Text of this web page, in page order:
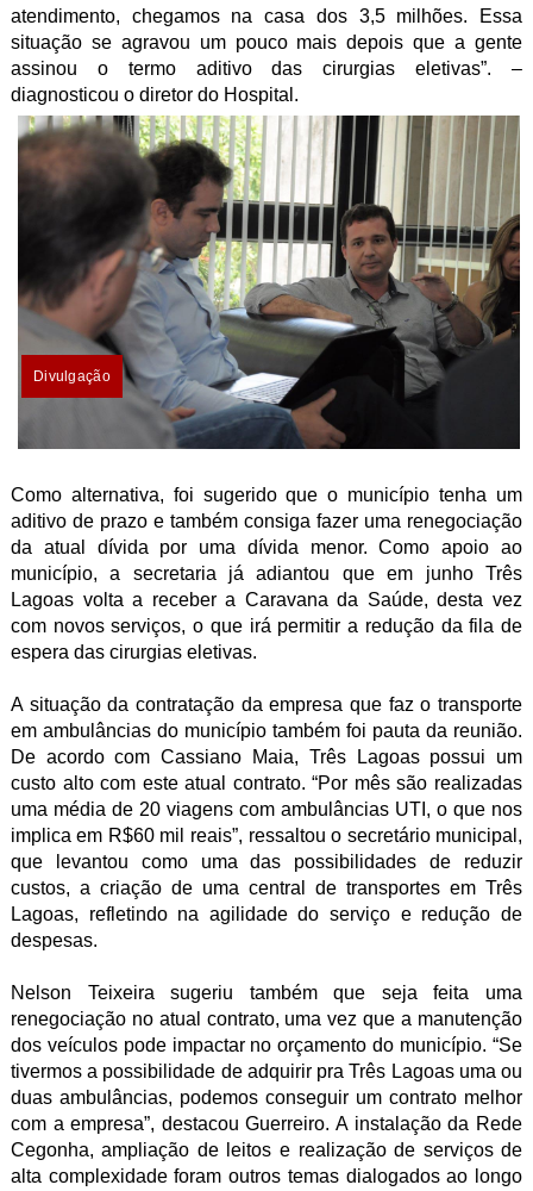
atendimento, chegamos na casa dos 3,5 milhões. Essa
situação se agravou um pouco mais depois que a gente
assinou o termo aditivo das cirurgias eletivas”. –
diagnosticou o diretor do Hospital.
Divulgação
Como alternativa, foi sugerido que o município tenha um
aditivo de prazo e também consiga fazer uma renegociação
da atual dívida por uma dívida menor. Como apoio ao
município, a secretaria já adiantou que em junho Três
Lagoas volta a receber a Caravana da Saúde, desta vez
com novos serviços, o que irá permitir a redução da fila de
espera das cirurgias eletivas.
A situação da contratação da empresa que faz o transporte
em ambulâncias do município também foi pauta da reunião.
De acordo com Cassiano Maia, Três Lagoas possui um
custo alto com este atual contrato. “Por mês são realizadas
uma média de 20 viagens com ambulâncias UTI, o que nos
implica em R$60 mil reais”, ressaltou o secretário municipal,
que levantou como uma das possibilidades de reduzir
custos, a criação de uma central de transportes em Três
Lagoas, refletindo na agilidade do serviço e redução de
despesas.
Nelson Teixeira sugeriu também que seja feita uma
renegociação no atual contrato, uma vez que a manutenção
dos veículos pode impactar no orçamento do município. “Se
tivermos a possibilidade de adquirir pra Três Lagoas uma ou
duas ambulâncias, podemos conseguir um contrato melhor
com a empresa”, destacou Guerreiro. A instalação da Rede
Cegonha, ampliação de leitos e realização de serviços de
alta complexidade foram outros temas dialogados ao longo